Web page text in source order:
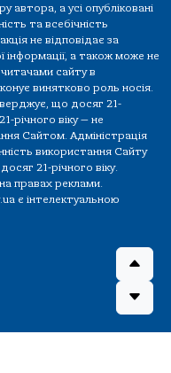
автора, а усі опубліковані
та всебічність
не відповідає за
інформації, а також може не
сайту в
винятково роль носія.
що досяг 21-
річного віку — не
Сайтом. Адміністрація
використання Сайту
21-річного віку.
правах реклами.
є інтелектуальною